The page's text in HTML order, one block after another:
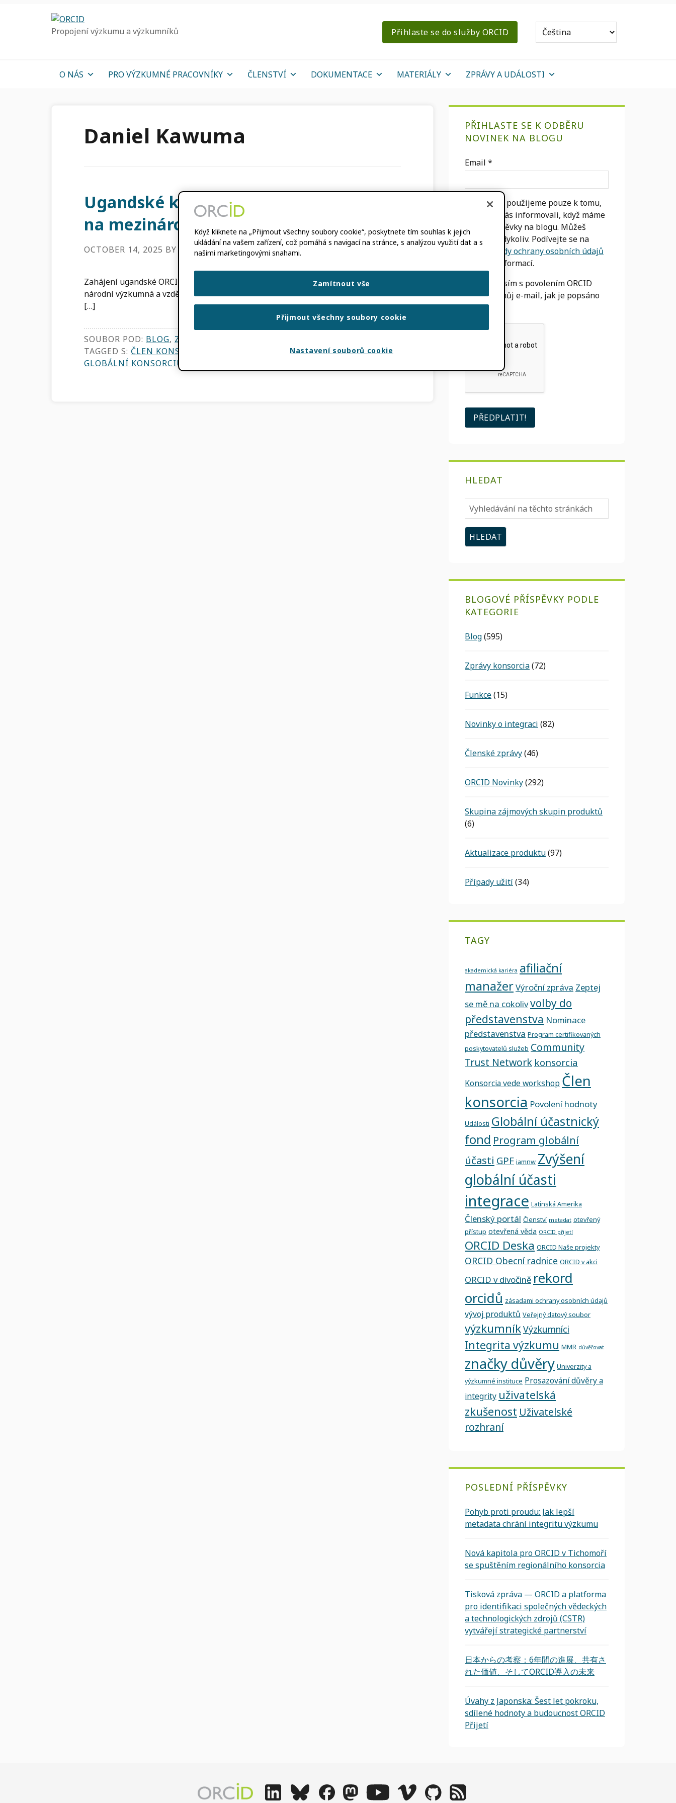
Propojení výzkumu a výzkumníků Přihlaste se do služby ORCID
O NÁS PRO VÝZKUMNÉ PRACOVNÍKY ČLENSTVÍ DOKUMENTACE MATERIÁLY ZPRÁVY A UDÁLOSTI
Daniel Kawuma
Ugandské konsorcium přináší výzkum
na mezinárodní scénu
OCTOBER 14, 2025 BY LOMBE TEMBO,DANIEL KAWUMA
Zahájení ugandské ORCID Konsorcium tento měsíc vzniklo, když RENU, ugandská
národní výzkumná a vzdělávací síť, uznala potřebu většího propojení výzkumníků v
[…]
SOUBOR POD: BLOG, ZPRÁVY KONSORCIA
TAGGED S: ČLEN KONSORCIA ZVÝŠENÍ GLOBÁLNÍ ÚČASTI,ORCID
GLOBÁLNÍ KONSORCIUM
primární
Sidebar
PŘIHLASTE SE K ODBĚRU
NOVINEK NA BLOGU
Email *
Váš e-mail použijeme pouze k tomu,
abychom vás informovali, když máme
nové příspěvky na blogu. Můžeš
odhlásit
kdykoliv. Podívejte se na
Zásady ochrany osobních údajů
Pro více informací.
Souhlasím s povolením ORCID
používat můj e-mail, jak je popsáno
výše
HLEDAT
Vyhledávání
na
těchto
stránkách
BLOGOVÉ PŘÍSPĚVKY PODLE
KATEGORIE
Blog(595)
Zprávy konsorcia(72)
Funkce(15)
Novinky o integraci (82)
Členské zprávy(46)
ORCID Novinky(292)
Skupina zájmových skupin produktů
(6)
Aktualizace produktu(97)
Případy užití(34)
TAGY
akademická kariéra afiliační
manažerVýroční zpráva Zeptej
se mě na cokolivvolby do
představenstva Nominace
představenstva Program certifikovaných
poskytovatelů služeb Community
Trust Network konsorcia
Konsorcia vede workshop Člen
konsorcia Povolení hodnoty
Události Globální účastnický
fond Program globální
účasti GPF iamnw Zvýšení
globální účasti
integrace Latinská Amerika
Členský portál Členství metadat otevřený
přístup otevřená věda ORCID přijetí
ORCID Deska ORCID Naše projekty
ORCID Obecní radnice ORCID v akci
ORCID v divočině rekord
orcidů zásadami ochrany osobních údajů
vývoj produktů Veřejný datový soubor
výzkumníkVýzkumníci
Integrita výzkumu MMR důvěřovat
značky důvěry Univerzity a
výzkumné instituce Prosazování důvěry a
integrity uživatelská
zkušenost Uživatelské
rozhraní
POSLEDNÍ PŘÍSPĚVKY
Pohyb proti proudu: Jak lepší
metadata chrání integritu výzkumu
Nová kapitola pro ORCID v Tichomoří
se spuštěním regionálního konsorcia
Tisková zpráva — ORCID a platforma
pro identifikaci společných vědeckých
a technologických zdrojů (CSTR)
vytvářejí strategické partnerství
日本からの考察：6年間の進展、共有さ
れた価値、そしてORCID導入の未来
Úvahy z Japonska: Šest let pokroku,
sdílené hodnoty a budoucnost ORCID
Přijetí
Když kliknete na „Přijmout všechny soubory cookie“, poskytnete tím souhlas k jejich
ukládání na vašem zařízení, což pomáhá s navigací na stránce, s analýzou využití dat a s
našimi marketingovými snahami.
Zamítnout vše
Přijmout všechny soubory cookie
Nastavení souborů cookie